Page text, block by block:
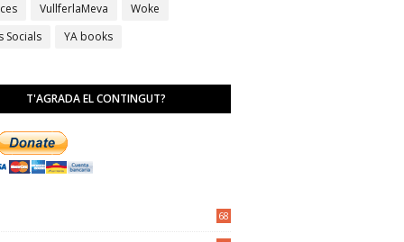
VullferlaMeva
Woke
Socials
YA books
T'AGRADA EL CONTINGUT?
68